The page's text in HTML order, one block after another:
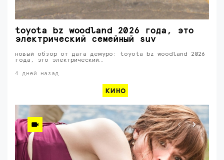
toyota bz woodland 2026 года, это
электрический семейный suv
новый обзор от дага демуро: toyota bz woodland 2026
года, это электрический…
4 дней назад
кино